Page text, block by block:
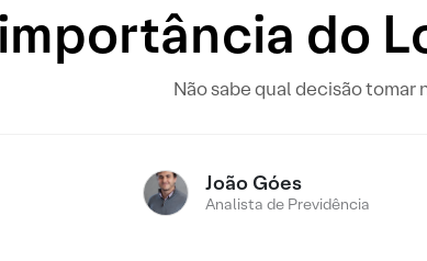
do
Não sabe qual decisão tomar
João Góes
Analista de Previdência